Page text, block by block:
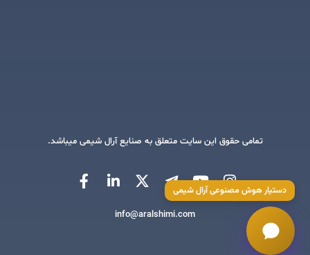
تمامی حقوق این سایت متعلق به صنایع آرال شیمی میباشد.
info@aralshimi.com
دستیار هوش مصنوعی آرال شیمی